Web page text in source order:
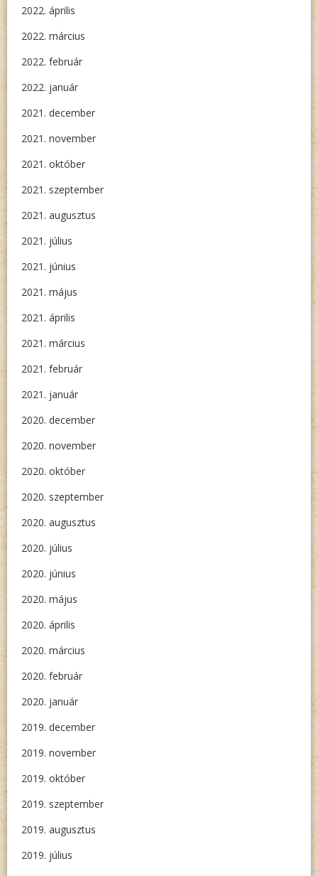
2022. április
2022. március
2022. február
2022. január
2021. december
2021. november
2021. október
2021. szeptember
2021. augusztus
2021. július
2021. június
2021. május
2021. április
2021. március
2021. február
2021. január
2020. december
2020. november
2020. október
2020. szeptember
2020. augusztus
2020. július
2020. június
2020. május
2020. április
2020. március
2020. február
2020. január
2019. december
2019. november
2019. október
2019. szeptember
2019. augusztus
2019. július